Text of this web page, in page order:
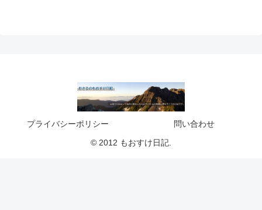
プライバシーポリシー
問い合わせ
© 2012 もおすけ日記.